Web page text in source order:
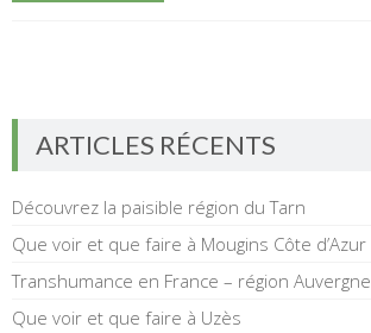
ARTICLES RÉCENTS
Découvrez la paisible région du Tarn
Que voir et que faire à Mougins Côte d’Azur
Transhumance en France – région Auvergne
Que voir et que faire à Uzès